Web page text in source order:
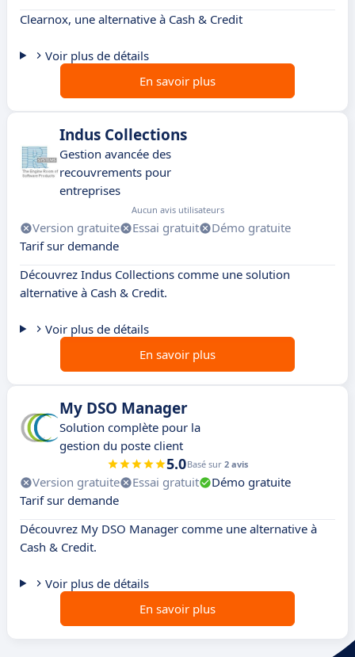
Clearnox, une alternative à Cash & Credit
Voir plus de détails
En savoir plus
Indus Collections
Gestion avancée des
recouvrements pour
entreprises
Aucun avis utilisateurs
Version gratuite Essai gratuit
Démo gratuite
Tarif sur demande
Découvrez Indus Collections comme une solution
alternative à Cash & Credit.
Voir plus de détails
En savoir plus
My DSO Manager
Solution complète pour la
gestion du poste client
5.0Basé sur 2 avis
Version gratuite Essai gratuit
Démo gratuite
Tarif sur demande
Découvrez My DSO Manager comme une alternative à
Cash & Credit.
Voir plus de détails
En savoir plus